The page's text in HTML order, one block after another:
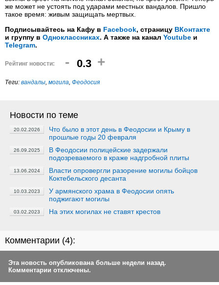
же может не устоять под ударами местных вандалов. Пришло
такое время: живым защищать мертвых.
Подписывайтесь на Кафу в Facebook, страницу ВКонтакте
и группу в Одноклассниках. А также на канал Youtube и
Telegram.
Рейтинг новости: - 0.3 +
Теги: вандалы, могила, Феодосия
Новости по теме
20.02.2026
Что было в этот день в Феодосии и Крыму в
прошлые годы 20 февраля
26.09.2025
В Феодосии полицейские задержали
подозреваемого в краже надгробной плиты
13.06.2024
Власти опровергли разорение могилы бойцов
Коктебельского десанта
10.03.2023
У армянского храма в Феодосии опять
поджигают могилы
03.02.2023 На этих могилах не ставят крестов
Комментарии (4):
Эта новость опубликована больше недели назад.
Комментарии отключены.